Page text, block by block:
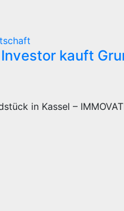
kauft
in Kassel –